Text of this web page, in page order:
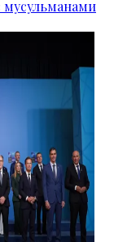
мусульманами